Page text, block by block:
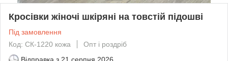
Кросівки жіночі шкіряні на товстій підошві
Під замовлення
Код: СК-1220 кожа
Опт і роздріб
Відправка з 21 серпня 2026